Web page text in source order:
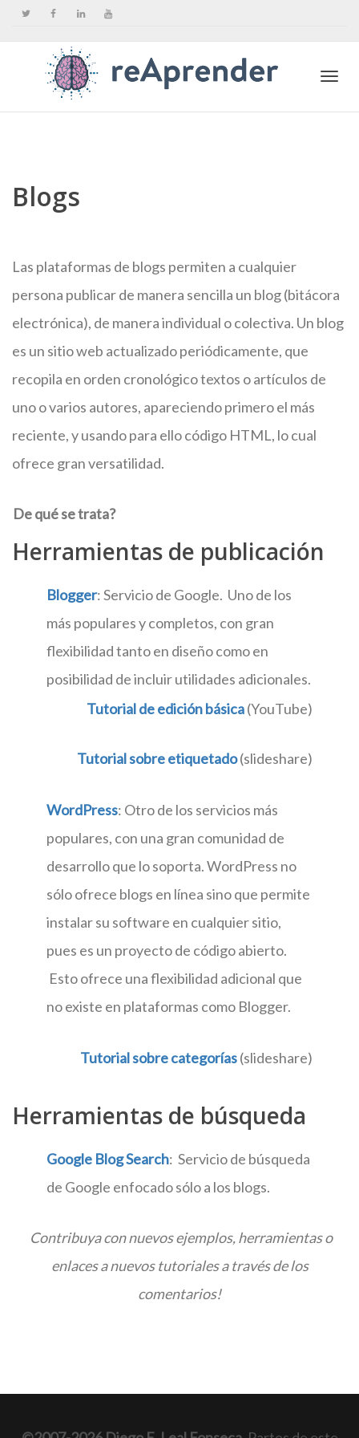
Blogs
Las plataformas de blogs permiten a cualquier
persona publicar de manera sencilla un blog (bitácora
electrónica), de manera individual o colectiva. Un blog
es un sitio web actualizado periódicamente, que
recopila en orden cronológico textos o artículos de
uno o varios autores, apareciendo primero el más
reciente, y usando para ello código HTML, lo cual
ofrece gran versatilidad.
De qué se trata?
Herramientas de publicación
Blogger: Servicio de Google. Uno de los
más populares y completos, con gran
flexibilidad tanto en diseño como en
posibilidad de incluir utilidades adicionales.
Tutorial de edición básica(YouTube)
Tutorial sobre etiquetado(slideshare)
WordPress: Otro de los servicios más
populares, con una gran comunidad de
desarrollo que lo soporta. WordPress no
sólo ofrece blogs en línea sino que permite
instalar su software en cualquier sitio,
pues es un proyecto de código abierto.
Esto ofrece una flexibilidad adicional que
no existe en plataformas como Blogger.
Tutorial sobre categorías(slideshare)
Herramientas de búsqueda
Google Blog Search: Servicio de búsqueda
de Google enfocado sólo a los blogs.
Contribuya con nuevos ejemplos, herramientas o
enlaces a nuevos tutoriales a través de los
comentarios!